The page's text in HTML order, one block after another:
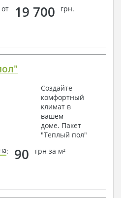
19 700 грн.
Создайте
комфортный
климат в
вашем
доме. Пакет
"Теплый пол"
: 90 грн за м²